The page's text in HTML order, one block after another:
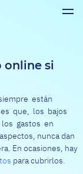
online si
están
que, los bajos
gastos en
nunca dan
En ocasiones, hay
para cubrirlos.